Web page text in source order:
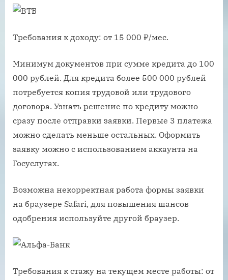
Требования к доходу: от 15 000 ₽/мес.
Минимум документов при сумме кредита до 100
000 рублей. Для кредита более 500 000 рублей
потребуется копия трудовой или трудового
договора. Узнать решение по кредиту можно
сразу после отправки заявки. Первые 3 платежа
можно сделать меньше остальных. Оформить
заявку можно с использованием аккаунта на
Госуслугах.
Возможна некорректная работа формы заявки
на браузере Safari, для повышения шансов
одобрения используйте другой браузер.
Требования к стажу на текущем месте работы: от